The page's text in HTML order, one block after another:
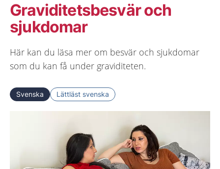
Graviditetsbesvär och
sjukdomar
Här kan du läsa mer om besvär och sjukdomar
som du kan få under graviditeten.
Svenska Lättläst svenska